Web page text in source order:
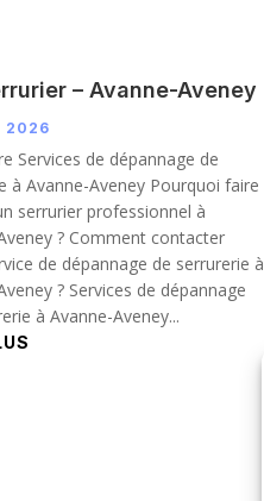
– Avanne-Aveney
2026
Services de dépannage de
à Avanne-Aveney Pourquoi faire
serrurier professionnel à
? Comment contacter
de dépannage de serrurerie à
? Services de dépannage
à Avanne-Aveney...